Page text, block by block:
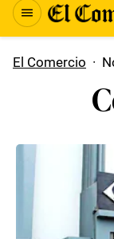
El Comercio ·